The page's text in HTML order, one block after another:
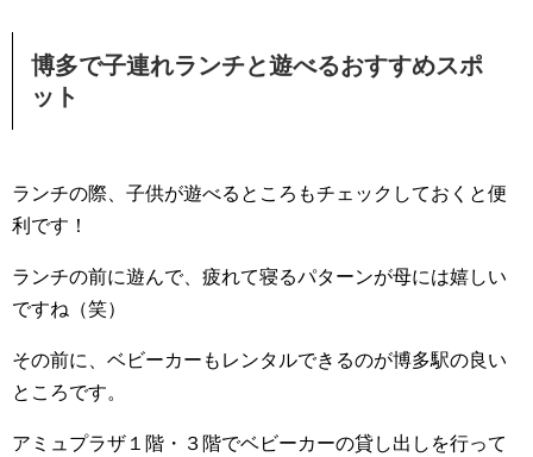
博多で子連れランチと遊べるおすすめスポ
ット
ランチの際、子供が遊べるところもチェックしておくと便
利です！
ランチの前に遊んで、疲れて寝るパターンが母には嬉しい
ですね（笑）
その前に、ベビーカーもレンタルできるのが博多駅の良い
ところです。
アミュプラザ１階・３階でベビーカーの貸し出しを行って